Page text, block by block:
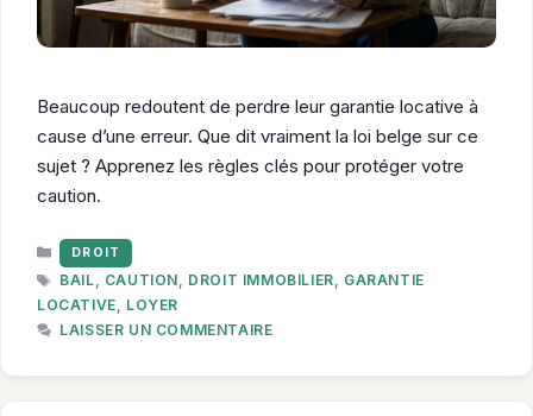
Beaucoup redoutent de perdre leur garantie locative à
cause d’une erreur. Que dit vraiment la loi belge sur ce
sujet ? Apprenez les règles clés pour protéger votre
caution.
CATÉGORIES
DROIT
ÉTIQUETTES
BAIL, CAUTION, DROIT IMMOBILIER, GARANTIE
LOCATIVE, LOYER
LAISSER UN COMMENTAIRE